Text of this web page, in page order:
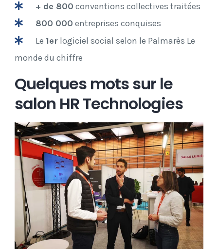
+ de 800 conventions collectives traitées
800 000 entreprises conquises
Le 1er logiciel social selon le Palmarès Le
monde du chiffre
Quelques mots sur le
salon HR Technologies